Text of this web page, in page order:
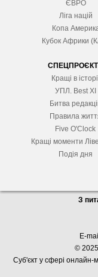
ЄВРО
Ліга націй
Копа
Кубок Африки
Кращі в
УПЛ. Best XІ
Битва
Правила
Five O'Clock
Кращі моменти
Подія дня
З
E-
©
Суб'єкт у сфері онлайн-